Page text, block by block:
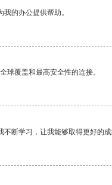
的办公提供帮助。
球覆盖和最高安全性的连接。
断学习，让我能够取得更好的